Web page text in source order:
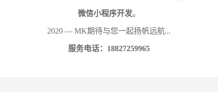
微信小程序开发。
2020 — MK期待与您一起扬帆远航...
服务电话：18827259965